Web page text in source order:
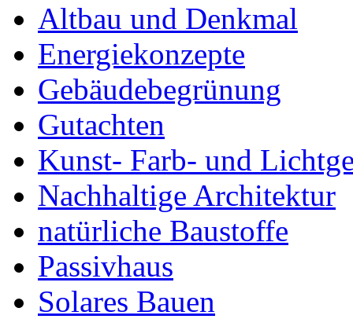
Altbau und Denkmal
Energiekonzepte
Gebäudebegrünung
Gutachten
Kunst- Farb- und
Nachhaltige Architektur
natürliche Baustoffe
Passivhaus
Solares Bauen